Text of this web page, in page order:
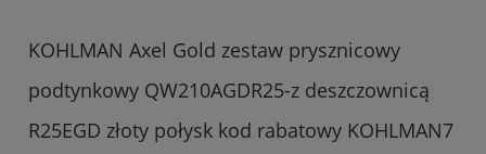
KOHLMAN Axel Gold zestaw prysznicowy
podtynkowy QW210AGDR25-z deszczownicą
R25EGD złoty połysk kod rabatowy KOHLMAN7